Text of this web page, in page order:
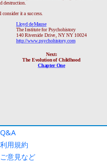
Q&A
利用規約
ご意見など